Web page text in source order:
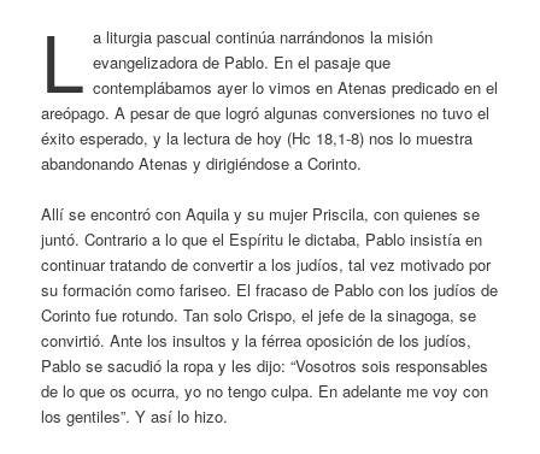
L a liturgia pascual continúa narrándonos la misión
evangelizadora de Pablo. En el pasaje que
contemplábamos ayer lo vimos en Atenas predicado en el
areópago. A pesar de que logró algunas conversiones no tuvo el
éxito esperado, y la lectura de hoy (Hc 18,1-8) nos lo muestra
abandonando Atenas y dirigiéndose a Corinto.
Allí se encontró con Aquila y su mujer Priscila, con quienes se
juntó. Contrario a lo que el Espíritu le dictaba, Pablo insistía en
continuar tratando de convertir a los judíos, tal vez motivado por
su formación como fariseo. El fracaso de Pablo con los judíos de
Corinto fue rotundo. Tan solo Crispo, el jefe de la sinagoga, se
convirtió. Ante los insultos y la férrea oposición de los judíos,
Pablo se sacudió la ropa y les dijo: “Vosotros sois responsables
de lo que os ocurra, yo no tengo culpa. En adelante me voy con
los gentiles”. Y así lo hizo.